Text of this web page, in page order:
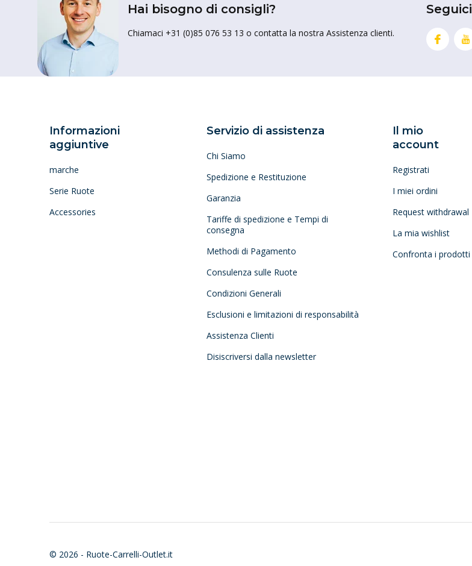
Hai bisogno di consigli?
Chiamaci +31 (0)85 076 53 13 o contatta la nostra Assistenza clienti.
Seguici
Informazioni
aggiuntive
marche
Serie Ruote
Accessories
Servizio di assistenza
Chi Siamo
Spedizione e Restituzione
Garanzia
Tariffe di spedizione e Tempi di
consegna
Methodi di Pagamento
Consulenza sulle Ruote
Condizioni Generali
Esclusioni e limitazioni di responsabilità
Assistenza Clienti
Disiscriversi dalla newsletter
Il mio
account
Registrati
I miei ordini
Request withdrawal
La mia wishlist
Confronta i prodotti
© 2026 - Ruote-Carrelli-Outlet.it